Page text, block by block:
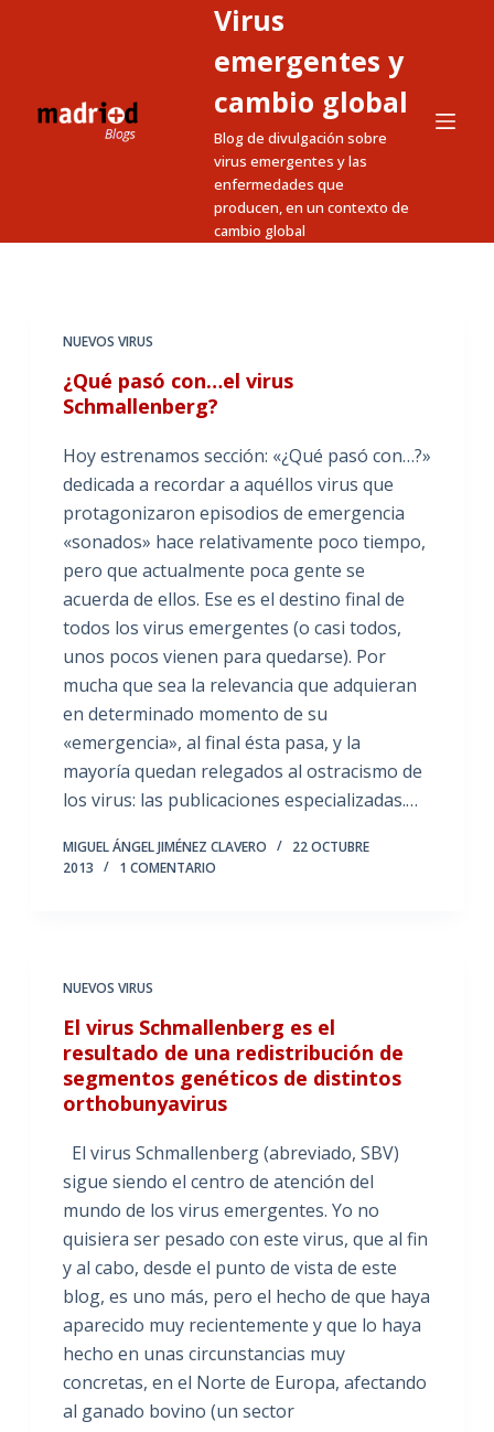
Virus
emergentes y
cambio global
Blog de divulgación sobre
virus emergentes y las
enfermedades que
producen, en un contexto de
cambio global
NUEVOS VIRUS
¿Qué pasó con…el virus
Schmallenberg?
Hoy estrenamos sección: «¿Qué pasó con…?»
dedicada a recordar a aquéllos virus que
protagonizaron episodios de emergencia
«sonados» hace relativamente poco tiempo,
pero que actualmente poca gente se
acuerda de ellos. Ese es el destino final de
todos los virus emergentes (o casi todos,
unos pocos vienen para quedarse). Por
mucha que sea la relevancia que adquieran
en determinado momento de su
«emergencia», al final ésta pasa, y la
mayoría quedan relegados al ostracismo de
los virus: las publicaciones especializadas.…
MIGUEL ÁNGEL JIMÉNEZ CLAVERO
22 OCTUBRE
2013
1 COMENTARIO
NUEVOS VIRUS
El virus Schmallenberg es el
resultado de una redistribución de
segmentos genéticos de distintos
orthobunyavirus
El virus Schmallenberg (abreviado, SBV)
sigue siendo el centro de atención del
mundo de los virus emergentes. Yo no
quisiera ser pesado con este virus, que al fin
y al cabo, desde el punto de vista de este
blog, es uno más, pero el hecho de que haya
aparecido muy recientemente y que lo haya
hecho en unas circunstancias muy
concretas, en el Norte de Europa, afectando
al ganado bovino (un sector